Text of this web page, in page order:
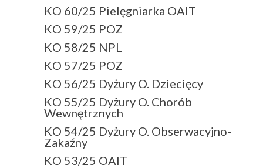
KO 60/25 Pielęgniarka OAIT
KO 59/25 POZ
KO 58/25 NPL
KO 57/25 POZ
KO 56/25 Dyżury O. Dziecięcy
KO 55/25 Dyżury O. Chorób
Wewnętrznych
KO 54/25 Dyżury O. Obserwacyjno-
Zakaźny
KO 53/25 OAIT